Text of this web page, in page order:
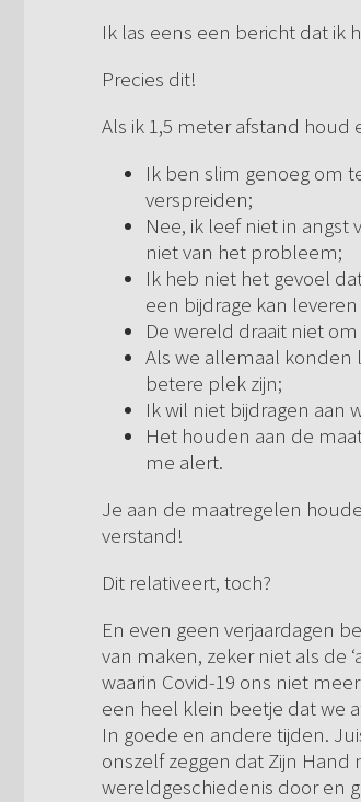
Ik las eens een bericht dat ik
Precies dit!
Als ik 1,5 meter afstand houd
Ik ben slim genoeg om
verspreiden;
Nee, ik leef niet in angst
niet van het probleem;
Ik heb niet het gevoel
een bijdrage kan
De wereld draait niet
Als we allemaal konden
betere plek zijn;
Ik wil niet bijdragen aan
Het houden aan de
me alert.
Je aan de maatregelen
verstand!
Dit relativeert, toch?
En even geen verjaardagen
van maken, zeker niet als de
waarin Covid-19 ons niet
een heel klein beetje dat we
In goede en andere tijden.
onszelf zeggen dat Zijn
wereldgeschiedenis door en